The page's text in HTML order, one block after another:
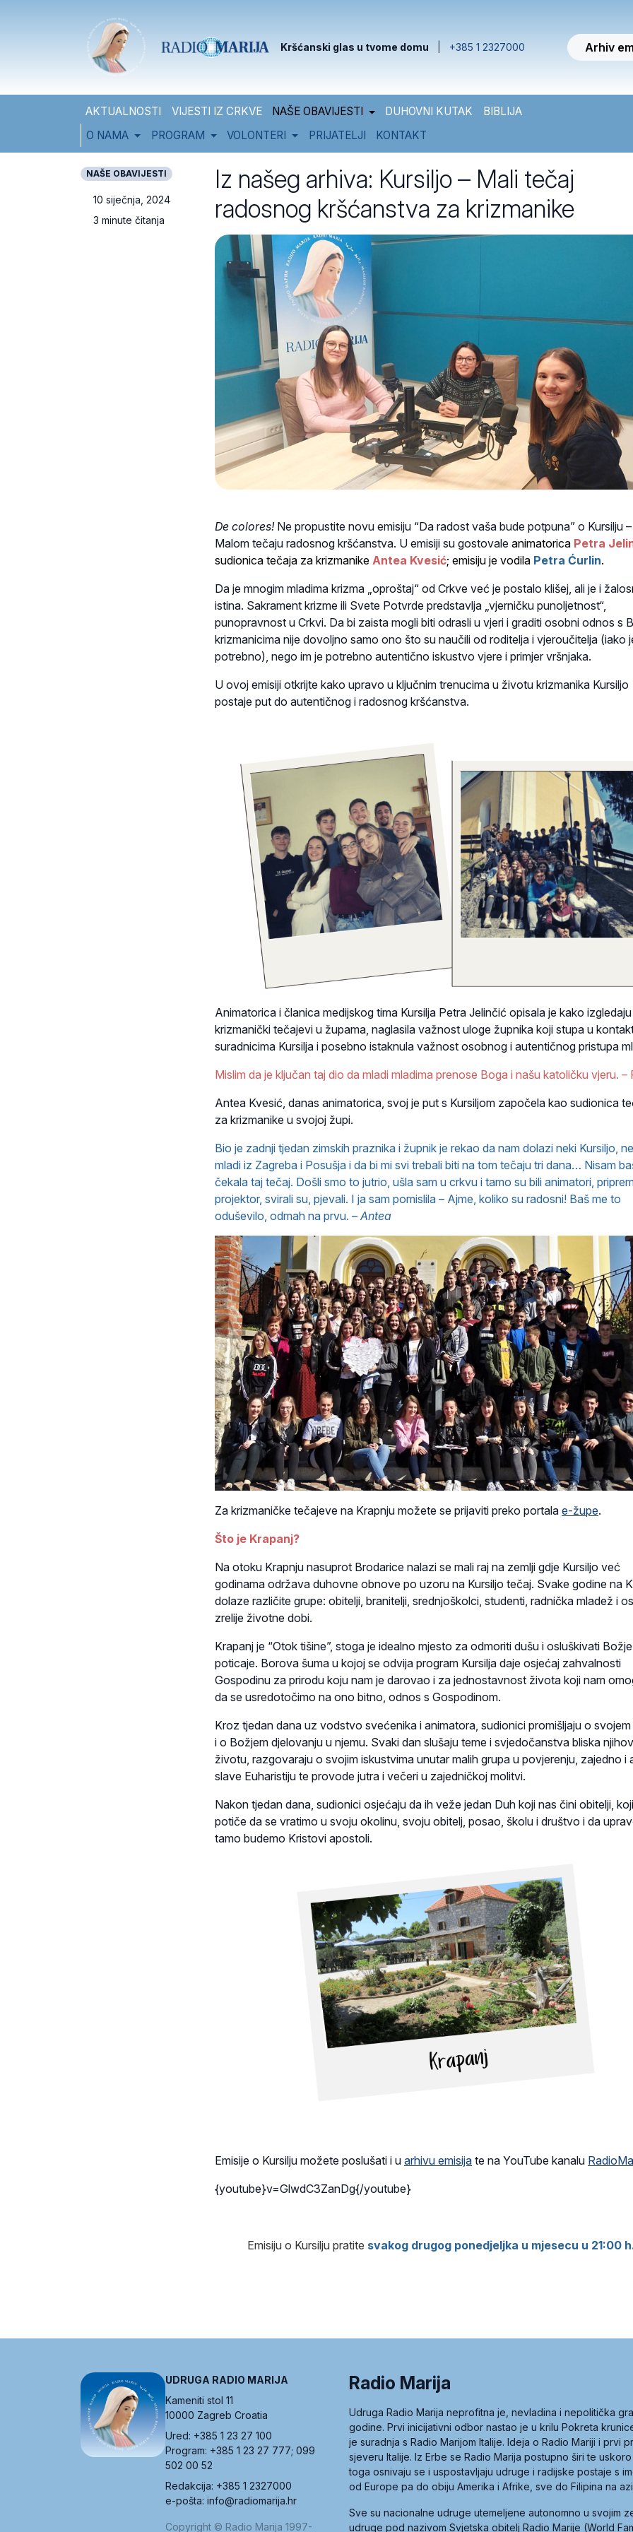
Kršćanski glas u tvome domu +385 1 2327000 Arhiv
AKTUALNOSTI VIJESTI IZ CRKVE NAŠE OBAVIJESTI DUHOVNI KUTAK
BIBLIJA
O NAMA
PROGRAM VOLONTERI PRIJATELJI KONTAKT
NAŠE OBAVIJESTI
10 siječnja, 2024
3 minute čitanja
Iz našeg arhiva: Kursiljo – Mali tečaj
radosnog kršćanstva za krizmanike
De colores!Ne propustite novu emisiju “Da radost vaša bude potpuna” o Kursilju –
Malom tečaju radosnog kršćanstva. U emisiji su gostovale animatorica Petra
sudionica tečaja za krizmanike Antea Kvesić; emisiju je vodila Petra Ćurlin.
Da je mnogim mladima krizma „oproštaj“ od Crkve već je postalo klišej, ali je i
istina. Sakrament krizme ili Svete Potvrde predstavlja „vjerničku punoljetnost“,
punopravnost u Crkvi. Da bi zaista mogli biti odrasli u vjeri i graditi osobni odnos s
krizmanicima nije dovoljno samo ono što su naučili od roditelja i vjeroučitelja (iako
potrebno), nego im je potrebno autentično iskustvo vjere i primjer vršnjaka.
U ovoj emisiji otkrijte kako upravo u ključnim trenucima u životu krizmanika Kursiljo
postaje put do autentičnog i radosnog kršćanstva.
Animatorica i članica medijskog tima Kursilja Petra Jelinčić opisala je kako izgledaju
krizmanički tečajevi u župama, naglasila važnost uloge župnika koji stupa u
suradnicima Kursilja i posebno istaknula važnost osobnog i autentičnog pristupa
Mislim da je ključan taj dio da mladi mladima prenose Boga i našu katoličku vjeru. –
Antea Kvesić, danas animatorica, svoj je put s Kursiljom započela kao sudionica
za krizmanike u svojoj župi.
Bio je zadnji tjedan zimskih praznika i župnik je rekao da nam dolazi neki Kursiljo,
mladi iz Zagreba i Posušja i da bi mi svi trebali biti na tom tečaju tri dana… Nisam
čekala taj tečaj. Došli smo to jutrio, ušla sam u crkvu i tamo su bili animatori,
projektor, svirali su, pjevali. I ja sam pomislila – Ajme, koliko su radosni! Baš me to
oduševilo, odmah na prvu. –Antea
Za krizmaničke tečajeve na Krapnju možete se prijaviti preko portala e-župe.
Što je Krapanj?
Na otoku Krapnju nasuprot Brodarice nalazi se mali raj na zemlji gdje Kursiljo već
godinama održava duhovne obnove po uzoru na Kursiljo tečaj. Svake godine na
dolaze različite grupe: obitelji, branitelji, srednjoškolci, studenti, radnička mladež i
zrelije životne dobi.
Krapanj je “Otok tišine”, stoga je idealno mjesto za odmoriti dušu i osluškivati Božje
poticaje. Borova šuma u kojoj se odvija program Kursilja daje osjećaj zahvalnosti
Gospodinu za prirodu koju nam je darovao i za jednostavnost života koji nam
da se usredotočimo na ono bitno, odnos s Gospodinom.
Kroz tjedan dana uz vodstvo svećenika i animatora, sudionici promišljaju o
i o Božjem djelovanju u njemu. Svaki dan slušaju teme i svjedočanstva bliska
životu, razgovaraju o svojim iskustvima unutar malih grupa u povjerenju, zajedno i
slave Euharistiju te provode jutra i večeri u zajedničkoj molitvi.
Nakon tjedan dana, sudionici osjećaju da ih veže jedan Duh koji nas čini obitelji,
potiče da se vratimo u svoju okolinu, svoju obitelj, posao, školu i društvo i da
tamo budemo Kristovi apostoli.
Emisije o Kursilju možete poslušati i u arhivu emisija te na YouTube kanalu
{youtube}v=GlwdC3ZanDg{/youtube}
Emisiju o Kursilju pratite svakog drugog ponedjeljka u mjesecu u 21:00
UDRUGA RADIO MARIJA
Kameniti stol 11
10000 Zagreb Croatia
Ured: +385 1 23 27 100
Program: +385 1 23 27 777; 099
502 00 52
Redakcija: +385 1 2327000
e-pošta: info@radiomarija.hr
Copyright © Radio Marija 1997-
Radio Marija
Udruga Radio Marija neprofitna je, nevladina i nepolitička
godine. Prvi inicijativni odbor nastao je u krilu Pokreta
je suradnja s Radio Marijom Italije. Ideja o Radio Mariji i prvi
sjeveru Italije. Iz Erbe se Radio Marija postupno širi te
toga osnivaju se i uspostavljaju udruge i radijske postaje s
od Europe pa do obiju Amerika i Afrike, sve do Filipina na
Sve su nacionalne udruge utemeljene autonomno u svojim
udruge pod nazivom Svjetska obitelj Radio Marije (World